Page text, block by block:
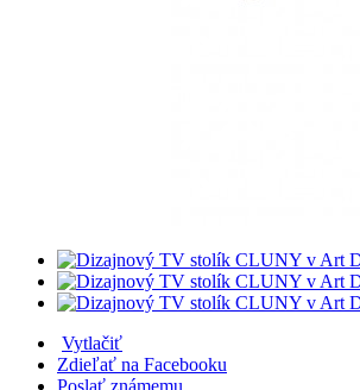
Vytlačiť
Zdieľať na Facebooku
Poslať známemu